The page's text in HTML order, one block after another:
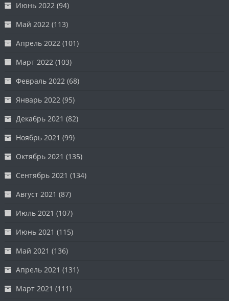
Июнь 2022 (94)
Май 2022 (113)
Апрель 2022 (101)
Март 2022 (103)
Февраль 2022 (68)
Январь 2022 (95)
Декабрь 2021 (82)
Ноябрь 2021 (99)
Октябрь 2021 (135)
Сентябрь 2021 (134)
Август 2021 (87)
Июль 2021 (107)
Июнь 2021 (115)
Май 2021 (136)
Апрель 2021 (131)
Март 2021 (111)